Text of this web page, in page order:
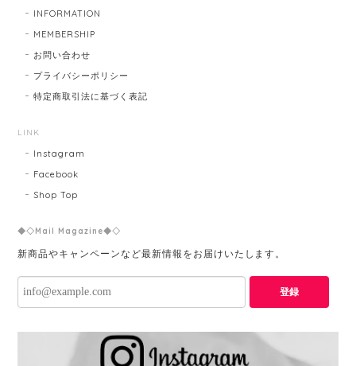
INFORMATION
MEMBERSHIP
お問い合わせ
プライバシーポリシー
特定商取引法に基づく表記
LINK
Instagram
Facebook
Shop Top
◆◇Mail Magazine◆◇
新商品やキャンペーンなど最新情報をお届けいたします。
登録